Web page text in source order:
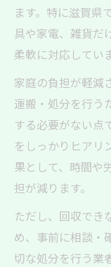
ます。特に滋賀県
具や家電、雑貨だ
柔軟に対応してい
家庭の負担が軽減
運搬・処分を行う
する必要がない点
をしっかりヒアリ
果として、時間や
担が減ります。
ただし、回収でき
め、事前に相談・
切な処分を行う業